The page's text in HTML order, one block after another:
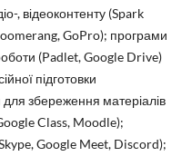
, відеоконтенту (Spark
GoPro); програми
(Padlet, Google Drive)
підготовки
збереження матеріалів
Class, Moodle);
Google Meet, Discord);